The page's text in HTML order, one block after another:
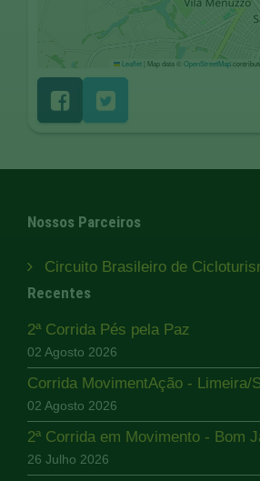
Leaflet Map data © OpenStreetMap
Nossos Parceiros
Circuito Brasileiro de
Recentes
2ª Corrida Pés pela Paz
02 Agosto 2026
Corrida MovimentAção - Limeira/
02 Agosto 2026
2ª Corrida em Movimento - Bom
26 Julho 2026